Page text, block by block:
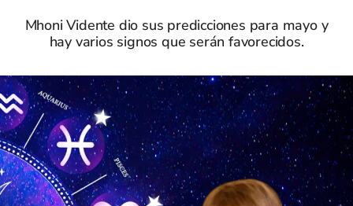
Mhoni Vidente dio sus predicciones para mayo y
hay varios signos que serán favorecidos.